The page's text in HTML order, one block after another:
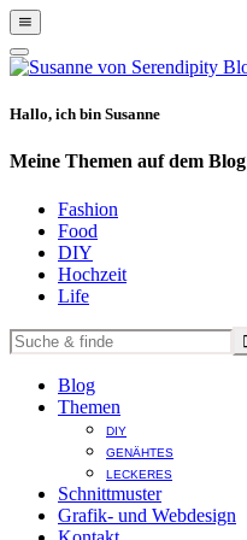
Show
Offscreen
Content
Hide
Offscreen
Hallo, ich bin Susanne
Meine Themen auf dem Blog
Fashion
Food
DIY
Hochzeit
Life
Blog
Themen
DIY
GENÄHTES
LECKERES
Schnittmuster
Grafik- und Webdesign